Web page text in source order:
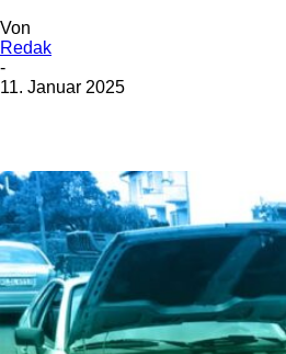
Von
Redak
-
11. Januar 2025